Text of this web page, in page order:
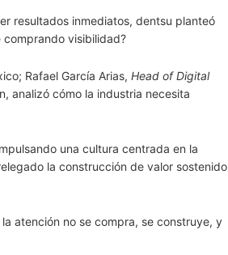
resultados inmediatos, dentsu planteó
comprando visibilidad?
Rafael García Arias, Head of Digital
analizó cómo la industria necesita
una cultura centrada en la
la construcción de valor sostenido
atención no se compra, se construye, y